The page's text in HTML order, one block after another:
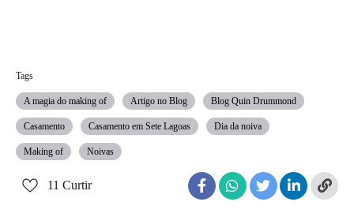
Tags
A magia do making of Artigo no Blog Blog Quin Drummond
Casamento Casamento em Sete Lagoas Dia da noiva
Making of Noivas
11 Curtir